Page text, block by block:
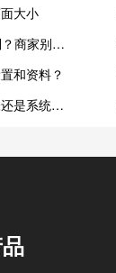
大小
商家别按
和资料？
是系统设